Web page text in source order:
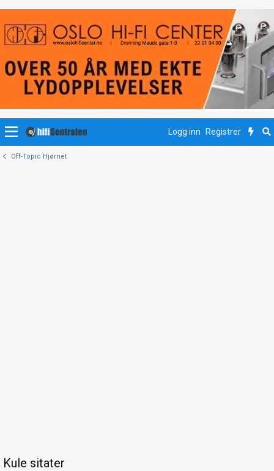
Logg inn Registrer
Off-Topic Hjørnet
Kule sitater